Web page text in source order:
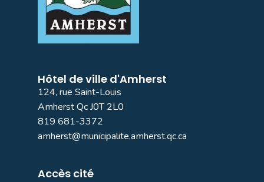
Hôtel de ville d'Amherst
124, rue Saint-Louis
Amherst Qc J0T 2L0
819 681-3372
amherst@municipalite.amherst.qc.ca
Accès cité